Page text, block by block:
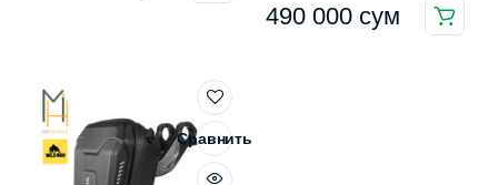
490 000 сум
Сравнить